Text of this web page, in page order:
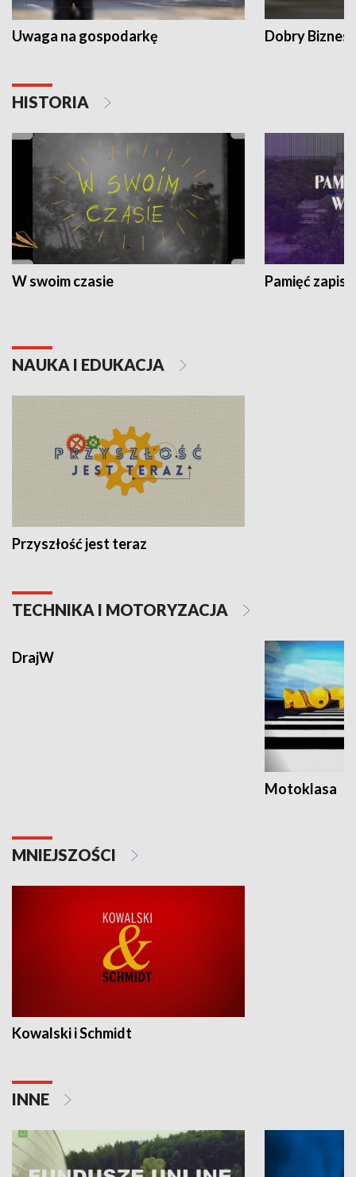
Uwaga na gospodarkę Dobry Biznes
HISTORIA
W swoim czasie Pamięć
NAUKA I EDUKACJA
Przyszłość jest teraz
TECHNIKA I MOTORYZACJA
DrajW
Motoklasa
MNIEJSZOŚCI
Kowalski i Schmidt
INNE